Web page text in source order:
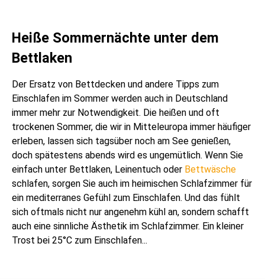
Heiße Sommernächte unter dem
Bettlaken
Der Ersatz von Bettdecken und andere Tipps zum
Einschlafen im Sommer werden auch in Deutschland
immer mehr zur Notwendigkeit. Die heißen und oft
trockenen Sommer, die wir in Mitteleuropa immer häufiger
erleben, lassen sich tagsüber noch am See genießen,
doch spätestens abends wird es ungemütlich. Wenn Sie
einfach unter Bettlaken, Leinentuch oder Bettwäsche
schlafen, sorgen Sie auch im heimischen Schlafzimmer für
ein mediterranes Gefühl zum Einschlafen. Und das fühlt
sich oftmals nicht nur angenehm kühl an, sondern schafft
auch eine sinnliche Ästhetik im Schlafzimmer. Ein kleiner
Trost bei 25°C zum Einschlafen...